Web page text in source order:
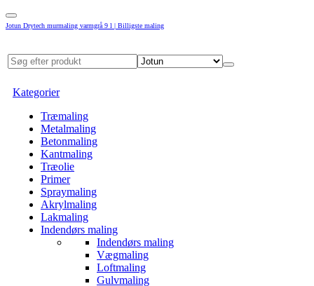
Jotun Drytech murmaling varmgrå 9 l | Billigste maling
Kategorier
Træmaling
Metalmaling
Betonmaling
Kantmaling
Træolie
Primer
Spraymaling
Akrylmaling
Lakmaling
Indendørs maling
Indendørs maling
Vægmaling
Loftmaling
Gulvmaling